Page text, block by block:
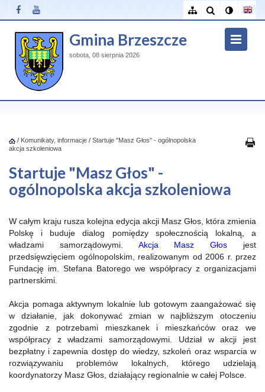
Gmina Brzeszcze
sobota, 08 sierpnia 2026
/ Komunikaty, informacje / Startuje "Masz Głos" - ogólnopolska
akcja szkoleniowa
Startuje "Masz Głos" -
ogólnopolska akcja szkoleniowa
W całym kraju rusza kolejna edycja akcji Masz Głos, która zmienia
Polskę i buduje dialog pomiędzy społecznością lokalną, a
władzami samorządowymi. Akcja Masz Głos jest
przedsięwzięciem ogólnopolskim, realizowanym od 2006 r. przez
Fundację im. Stefana Batorego we współpracy z organizacjami
partnerskimi.
Akcja pomaga aktywnym lokalnie lub gotowym zaangażować się
w działanie, jak dokonywać zmian w najbliższym otoczeniu
zgodnie z potrzebami mieszkanek i mieszkańców oraz we
współpracy z władzami samorządowymi. Udział w akcji jest
bezpłatny i zapewnia dostęp do wiedzy, szkoleń oraz wsparcia w
rozwiązywaniu problemów lokalnych, którego udzielają
koordynatorzy Masz Głos, działający regionalnie w całej Polsce.